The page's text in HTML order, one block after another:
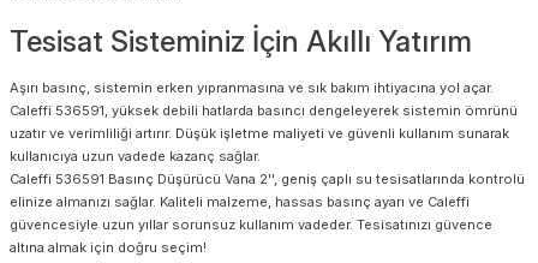
Tesisat Sisteminiz İçin Akıllı Yatırım
Aşırı basınç, sistemin erken yıpranmasına ve sık bakım ihtiyacına yol açar.
Caleffi 536591, yüksek debili hatlarda basıncı dengeleyerek sistemin ömrünü
uzatır ve verimliliği artırır. Düşük işletme maliyeti ve güvenli kullanım sunarak
kullanıcıya uzun vadede kazanç sağlar.
Caleffi 536591 Basınç Düşürücü Vana 2'', geniş çaplı su tesisatlarında kontrolü
elinize almanızı sağlar. Kaliteli malzeme, hassas basınç ayarı ve Caleffi
güvencesiyle uzun yıllar sorunsuz kullanım vadeder. Tesisatınızı güvence
altına almak için doğru seçim!